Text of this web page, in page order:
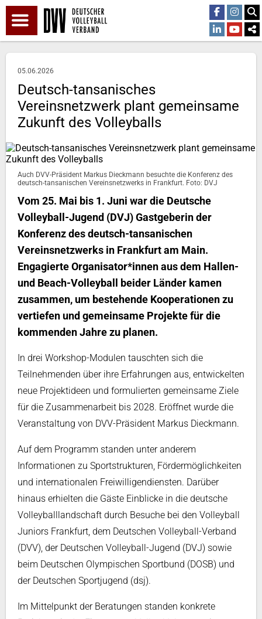
05.06.2026
Deutsch-tansanisches
Vereinsnetzwerk plant gemeinsame
Zukunft des Volleyballs
Auch DVV-Präsident Markus Dieckmann besuchte die Konferenz des
deutsch-tansanischen Vereinsnetzwerks in Frankfurt. Foto: DVJ
Vom 25. Mai bis 1. Juni war die Deutsche
Volleyball-Jugend (DVJ) Gastgeberin der
Konferenz des deutsch-tansanischen
Vereinsnetzwerks in Frankfurt am Main.
Engagierte Organisator*innen aus dem Hallen-
und Beach-Volleyball beider Länder kamen
zusammen, um bestehende Kooperationen zu
vertiefen und gemeinsame Projekte für die
kommenden Jahre zu planen.
In drei Workshop-Modulen tauschten sich die
Teilnehmenden über ihre Erfahrungen aus, entwickelten
neue Projektideen und formulierten gemeinsame Ziele
für die Zusammenarbeit bis 2028. Eröffnet wurde die
Veranstaltung von DVV-Präsident Markus Dieckmann.
Auf dem Programm standen unter anderem
Informationen zu Sportstrukturen, Fördermöglichkeiten
und internationalen Freiwilligendiensten. Darüber
hinaus erhielten die Gäste Einblicke in die deutsche
Volleyballlandschaft durch Besuche bei den Volleyball
Juniors Frankfurt, dem Deutschen Volleyball-Verband
(DVV), der Deutschen Volleyball-Jugend (DVJ) sowie
beim Deutschen Olympischen Sportbund (DOSB) und
der Deutschen Sportjugend (dsj).
Im Mittelpunkt der Beratungen standen konkrete